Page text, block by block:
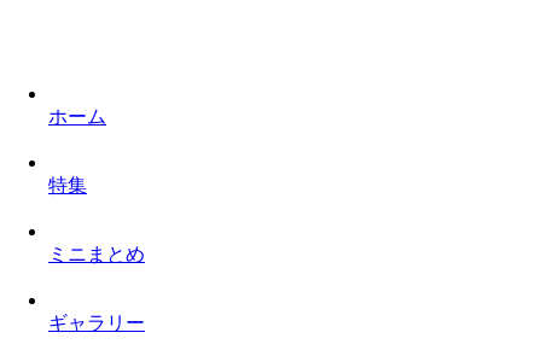
ホーム
特集
ミニまとめ
ギャラリー